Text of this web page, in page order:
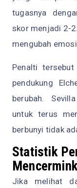
tugasnya
skor menjadi 2-
mengubah
Penalti
pendukung
berubah.
untuk terus
berbunyi tidak
Statistik
Jika melihat